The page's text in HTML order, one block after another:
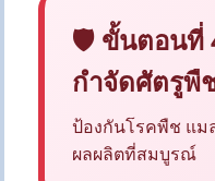
🛡️ ขั้นตอนที่
กำจัดศัตรูพื
ป้องกันโรคพืช แม
ผลผลิตที่สมบูรณ์